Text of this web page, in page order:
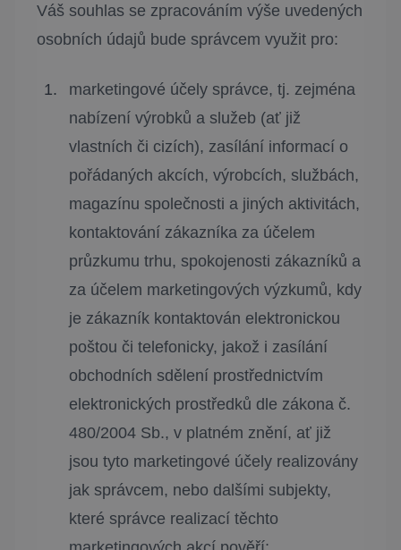
Váš souhlas se zpracováním výše uvedených
osobních údajů bude správcem využit pro:
marketingové účely správce, tj. zejména
nabízení výrobků a služeb (ať již
vlastních či cizích), zasílání informací o
pořádaných akcích, výrobcích, službách,
magazínu společnosti a jiných aktivitách,
kontaktování zákazníka za účelem
průzkumu trhu, spokojenosti zákazníků a
za účelem marketingových výzkumů, kdy
je zákazník kontaktován elektronickou
poštou či telefonicky, jakož i zasílání
obchodních sdělení prostřednictvím
elektronických prostředků dle zákona č.
480/2004 Sb., v platném znění, ať již
jsou tyto marketingové účely realizovány
jak správcem, nebo dalšími subjekty,
které správce realizací těchto